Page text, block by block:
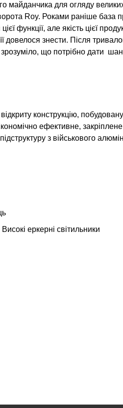
майданчика для огляду
Roy. Роками раніше база
функції, але якість цієї
довелося знести. Після
що потрібно дати
конструкцію,
ефективне,
з військового
еркерні світильники